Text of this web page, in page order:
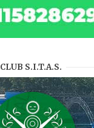
CLUB S.I.T.A.S.